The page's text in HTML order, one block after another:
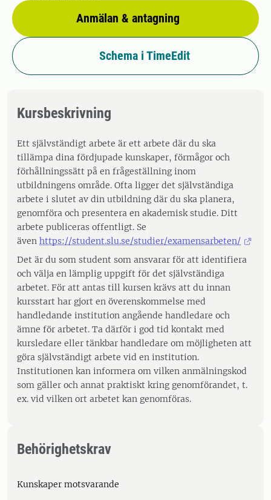
Anmälan & antagning
Schema i TimeEdit
Kursbeskrivning
Ett självständigt arbete är ett arbete där du ska
tillämpa dina fördjupade kunskaper, förmågor och
förhållningssätt på en frågeställning inom
utbildningens område. Ofta ligger det självständiga
arbete i slutet av din utbildning där du ska planera,
genomföra och presentera en akademisk studie. Ditt
arbete publiceras offentligt. Se
även https://student.slu.se/studier/examensarbeten/
Det är du som student som ansvarar för att identifiera
och välja en lämplig uppgift för det självständiga
arbetet. För att antas till kursen krävs att du innan
kursstart har gjort en överenskommelse med
handledande institution angående handledare och
ämne för arbetet. Ta därför i god tid kontakt med
kursledare eller tänkbar handledare om möjligheten att
göra självständigt arbete vid en institution.
Institutionen kan informera om vilken anmälningskod
som gäller och annat praktiskt kring genomförandet, t.
ex. vid vilken ort arbetet kan genomföras.
Behörighetskrav
Kunskaper motsvarande